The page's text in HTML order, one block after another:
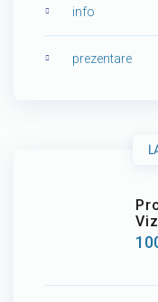
info
prezentare